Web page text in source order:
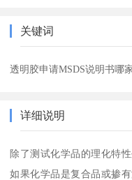
关键词
透明胶申请MSDS说明书哪
详细说明
除了测试化学品的理化特
如果化学品是复合品或掺